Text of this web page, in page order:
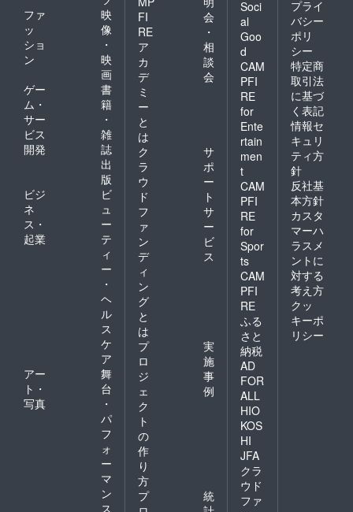
ファ
ッ
ショ
ン
映
像
・
映
画
ゲー
ム・
サー
ビス
開発
書
籍
・
雑
誌
出
版
ビジ
ネ
ス・
起業
ビ
ュ
ー
テ
ィ
ー
・
ヘ
ル
ス
ケ
ア
アー
ト・
写真
舞
台
・
パ
フ
ォ
ー
マ
ン
ス
FI
RE
ア
カ
デ
ミ
ー
と
は
会
・
相
談
会
ク
ラ
ウ
ド
フ
ァ
ン
デ
ィ
ン
グ
と
は
サ
ポ
ー
ト
サ
ー
ビ
ス
プ
ロ
ジ
ェ
ク
ト
の
作
り
方
実
施
事
例
プ
統
Soci
al
Goo
d
CAM
PFI
RE
for
Ente
rtain
men
t
CAM
PFI
RE
for
Spor
ts
CAM
PFI
RE
ふる
さと
納税
AD
FOR
ALL
HIO
KOS
HI
JFA
クラ
ウド
ファ
プライ
バシー
ポリ
シー
特定商
取引法
に基づ
く表記
情報セ
キュリ
ティ方
針
反社基
本方針
カスタ
マーハ
ラスメ
ントに
対する
考え方
クッ
キーポ
リシー